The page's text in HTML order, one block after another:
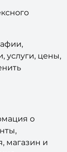
услуги, цены,
о